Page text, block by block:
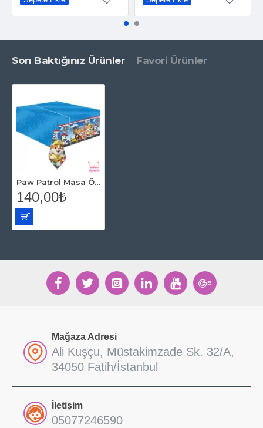
Son Baktığınız Ürünler Favori Ürünler
Paw Patrol Masa Örtüsü (120x180 cm)
140,00₺
Mağaza Adresi
Ali Kuşçu, Müstakimzade Sk. 32/A,
34050 Fatih/İstanbul
İletişim
05077246590